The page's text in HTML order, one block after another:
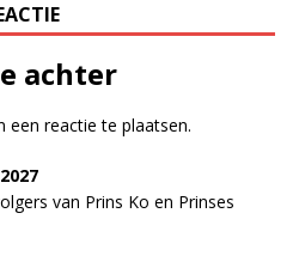
achter
een reactie te plaatsen.
27
van Prins Ko en Prinses